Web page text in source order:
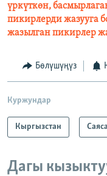
үркүткөн,
пикирлерди жазууга
жазылган пикирлер
Бөлүшүңүз
Куржундар
Кыргызстан
Дагы